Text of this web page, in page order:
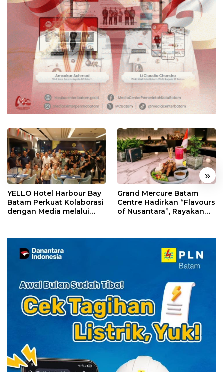
« »
YELLO Hotel Harbour Bay
Batam Perkuat Kolaborasi
dengan Media melalui
Grand Mercure Batam
Centre Hadirkan “Flavours
of Nusantara”, Rayakan